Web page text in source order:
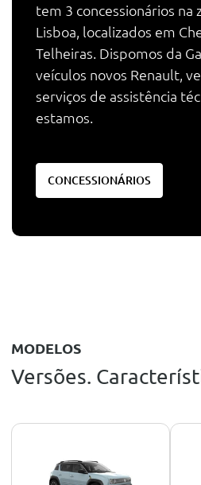
tem 3 concessionários na
Lisboa, localizados em
Telheiras. Dispomos da
veículos novos Renault,
serviços de assistência
estamos.
CONCESSIONÁRIOS
MODELOS
Versões.